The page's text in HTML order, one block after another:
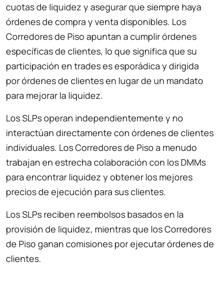
cuotas de liquidez y asegurar que siempre haya
órdenes de compra y venta disponibles. Los
Corredores de Piso apuntan a cumplir órdenes
específicas de clientes, lo que significa que su
participación en trades es esporádica y dirigida
por órdenes de clientes en lugar de un mandato
para mejorar la liquidez.
Los SLPs operan independientemente y no
interactúan directamente con órdenes de clientes
individuales. Los Corredores de Piso a menudo
trabajan en estrecha colaboración con los DMMs
para encontrar liquidez y obtener los mejores
precios de ejecución para sus clientes.
Los SLPs reciben reembolsos basados en la
provisión de liquidez, mientras que los Corredores
de Piso ganan comisiones por ejecutar órdenes de
clientes.